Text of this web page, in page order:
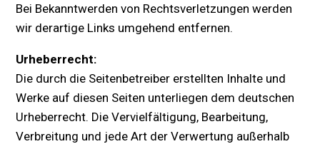
Bei Bekanntwerden von Rechtsverletzungen werden
wir derartige Links umgehend entfernen.
Urheberrecht:
Die durch die Seitenbetreiber erstellten Inhalte und
Werke auf diesen Seiten unterliegen dem deutschen
Urheberrecht. Die Vervielfältigung, Bearbeitung,
Verbreitung und jede Art der Verwertung außerhalb